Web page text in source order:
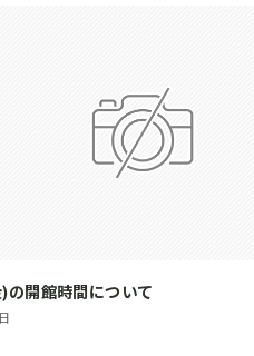
の開館時間について